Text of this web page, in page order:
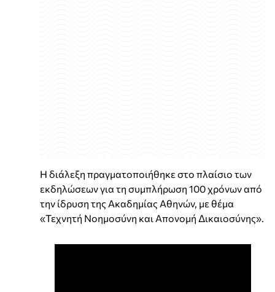
Η διάλεξη πραγματοποιήθηκε στο πλαίσιο των
εκδηλώσεων για τη συμπλήρωση 100 χρόνων από
την ίδρυση της Ακαδημίας Αθηνών, με θέμα
«Τεχνητή Νοημοσύνη και Απονομή Δικαιοσύνης».